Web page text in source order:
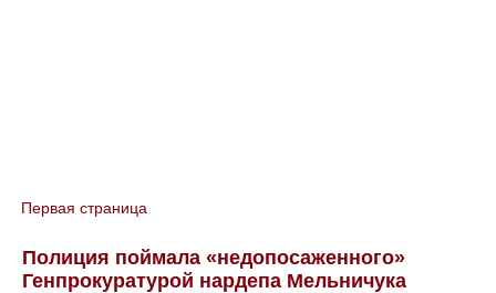
You are here
Первая страница
Полиция поймала «недопосаженного»
Генпрокуратурой нардепа Мельничука